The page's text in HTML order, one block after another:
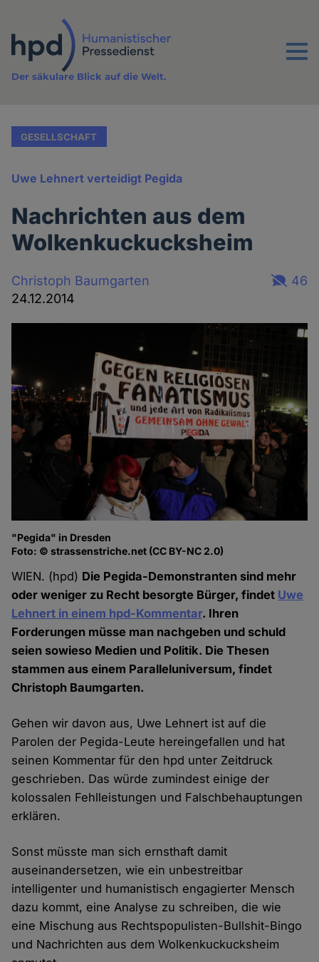
Inhalt
Menu
Der säkulare Blick auf die Welt.
GESELLSCHAFT
Uwe Lehnert verteidigt Pegida
Nachrichten aus dem
Wolkenkuckucksheim
Christoph Baumgarten
24.12.2014
46
"Pegida" in Dresden
Foto: © strassenstriche.net (CC BY-NC 2.0)
WIEN. (hpd) Die Pegida-Demonstranten sind mehr
oder weniger zu Recht besorgte Bürger, findet Uwe
Lehnert in einem hpd-Kommentar. Ihren
Forderungen müsse man nachgeben und schuld
seien sowieso Medien und Politik. Die Thesen
stammen aus einem Paralleluniversum, findet
Christoph Baumgarten.
Gehen wir davon aus, Uwe Lehnert ist auf die
Parolen der Pegida-Leute hereingefallen und hat
seinen Kommentar für den hpd unter Zeitdruck
geschrieben. Das würde zumindest einige der
kolossalen Fehlleistungen und Falschbehauptungen
erklären.
Sonst müsste man sich ernsthaft damit
auseinandersetzen, wie ein unbestreitbar
intelligenter und humanistisch engagierter Mensch
dazu kommt, eine Analyse zu schreiben, die wie
eine Mischung aus Rechtspopulisten-Bullshit-Bingo
und Nachrichten aus dem Wolkenkuckucksheim